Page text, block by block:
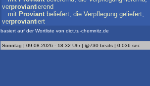
verproviantierend
mit Proviant beliefert; die Verpflegung geliefert;
verproviantiert
basiert auf der Wortliste von dict.tu-chemnitz.de
Sonntag | 09.08.2026 - 18:32 Uhr | @730 beats | 0.036 sec